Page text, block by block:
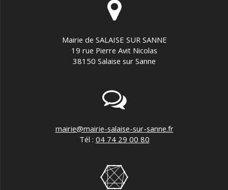
Mairie de SALAISE SUR SANNE
19 rue Pierre Avit Nicolas
38150 Salaise sur Sanne
mairie@mairie-salaise-sur-sanne.fr
Tél : 04 74 29 00 80